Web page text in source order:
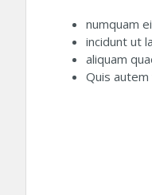
numquam
incidunt ut
aliquam
Quis